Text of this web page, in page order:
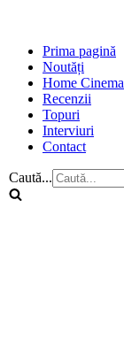
Prima pagină
Noutăți
Home Cinema
Recenzii
Topuri
Interviuri
Contact
Caută...